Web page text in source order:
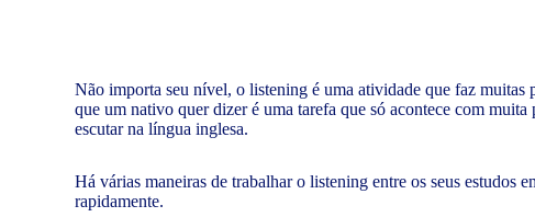
Não importa seu nível, o listening é uma atividade que faz
que um nativo quer dizer é uma tarefa que só acontece com
escutar na língua inglesa.
Há várias maneiras de trabalhar o listening entre os seus estudos
rapidamente.